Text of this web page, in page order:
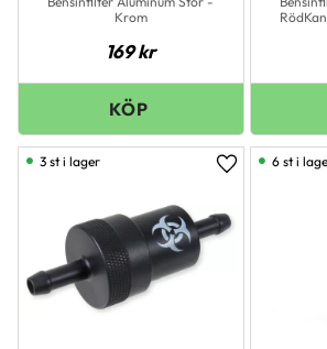
Krom
169kr
Lägg till i
3 st i lager 6 st i